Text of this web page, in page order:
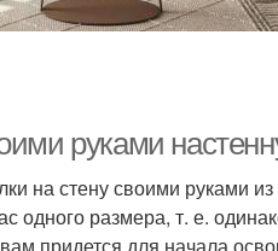
руками
на стену своими руками
одного размера, т. е.